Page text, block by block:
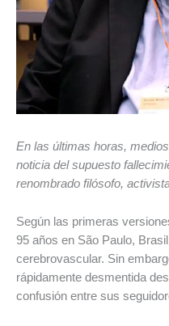
En las últimas horas,
noticia del supuesto
renombrado filósofo,
Según las primeras
95 años en São Paulo,
cerebrovascular. Sin
rápidamente desmentida
confusión entre sus